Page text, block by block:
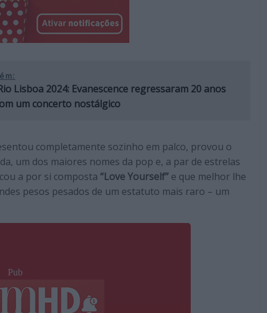
Lisboa 2024: Evanescence regressaram 20 anos
um concerto nostálgico
completamente sozinho em palco, provou o
um dos maiores nomes da pop e, a par de estrelas
a por si composta “Love Yourself” e que melhor lhe
pesos pesados de um estatuto mais raro – um
Pub